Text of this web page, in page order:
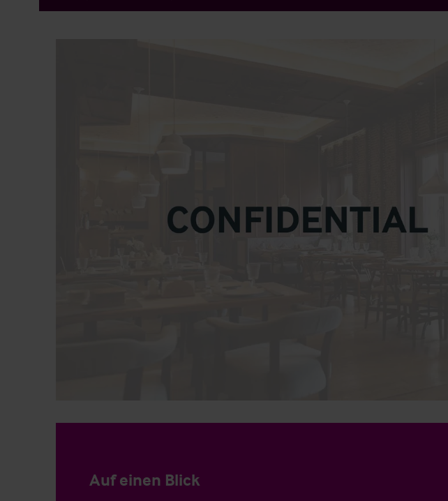
Auf einen Blick